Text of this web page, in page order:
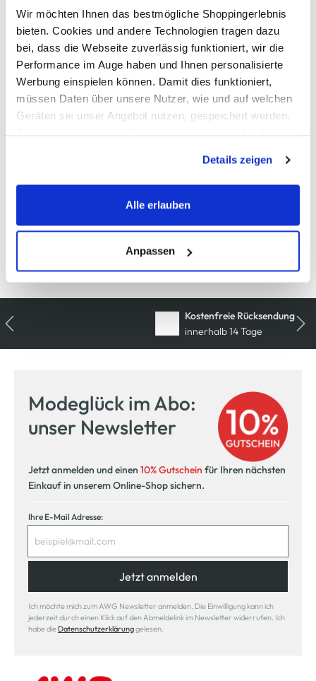
Wir möchten Ihnen das bestmögliche Shoppingerlebnis
bieten. Cookies und andere Technologien tragen dazu
bei, dass die Webseite zuverlässig funktioniert, wir die
Performance im Auge haben und Ihnen personalisierte
Werbung einspielen können. Damit dies funktioniert,
müssen Daten über unsere Nutzer, wie und auf welchen
Geräten sie unser Angebot nutzen, gespeichert werden.
werden, werden bei der Nutzung der Webseite auf jeden
Fall gesetzt. Cookies von Drittanbietern für Analyse- oder
Trackingzwecke werden nur dann aktiviert, wenn Sie das
erlauben" bzw. "Alle erlauben" klicken. Mehr dazu
(einschließlich der Möglichkeit, die Einwilligungserklärung
zu ändern oder zu widerrufen) erfahren Sie in unserem
Cookie-Hinweisbzw. derDatenschutzerklärung.
Details zeigen
Alle erlauben
Anpassen
AWG Artikelnummer
918024-0188839002
Material
Kostenfreie Rücksendung
innerhalb 14 Tage
Modeglück im Abo:
unser Newsletter
Jetzt anmelden und einen 10% Gutschein für Ihren nächsten
Einkauf in unserem Online-Shop sichern.
Ihre E-Mail Adresse:
Jetzt anmelden
Ich möchte mich zum AWG Newsletter anmelden. Die Einwilligung kann ich
jederzeit durch einen Klick auf den Abmeldelink im Newsletter widerrufen. Ich
habe die Datenschutzerklärunggelesen.